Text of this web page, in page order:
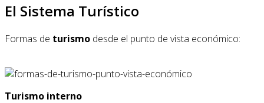
El Sistema Turístico
Formas de turismo desde el punto de vista económico:
Turismo interno